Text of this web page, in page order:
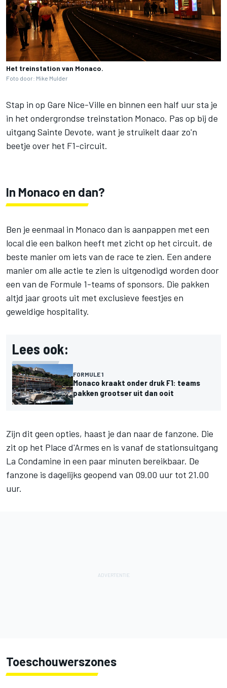
Het treinstation van Monaco.
Foto door: Mike Mulder
Stap in op Gare Nice-Ville en binnen een half uur sta je
in het ondergrondse treinstation Monaco. Pas op bij de
uitgang Sainte Devote, want je struikelt daar zo'n
beetje over het F1-circuit.
In Monaco en dan?
Ben je eenmaal in Monaco dan is aanpappen met een
local die een balkon heeft met zicht op het circuit, de
beste manier om iets van de race te zien. Een andere
manier om alle actie te zien is uitgenodigd worden door
een van de Formule 1-teams of sponsors. Die pakken
altjd jaar groots uit met exclusieve feestjes en
geweldige hospitality.
Lees ook:
FORMULE 1
Monaco kraakt onder druk F1: teams
pakken grootser uit dan ooit
Zijn dit geen opties, haast je dan naar de fanzone. Die
zit op het Place d'Armes en is vanaf de stationsuitgang
La Condamine in een paar minuten bereikbaar. De
fanzone is dagelijks geopend van 09.00 uur tot 21.00
uur.
Toeschouwerszones